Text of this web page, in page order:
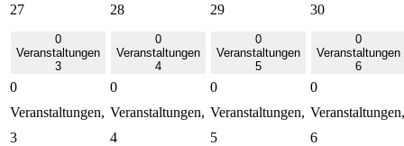
27
28
29
30
0
Veranstaltungen
3
0
Veranstaltungen,
3
0
Veranstaltungen
4
0
Veranstaltungen,
4
0
Veranstaltungen
5
0
Veranstaltungen,
5
0
Veranstaltungen
6
0
Veranstaltungen,
6